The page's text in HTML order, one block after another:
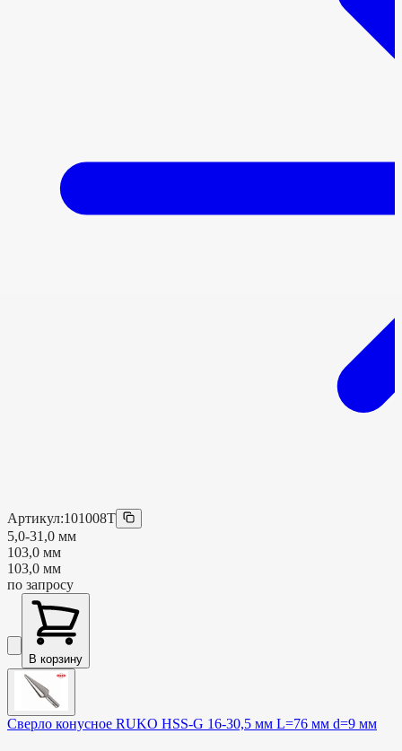
Артикул:101008T
5,0-31,0 мм
103,0 мм
103,0 мм
по запросу
В корзину
Сверло конусное RUKO HSS-G 16-30,5 мм L=76 мм d=9 мм